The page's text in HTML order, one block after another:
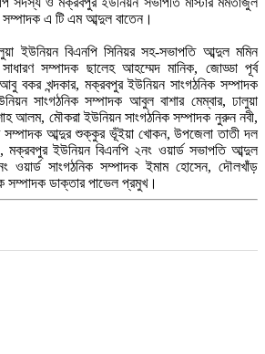
সম্পাদক এ টি এম আব্দুল বাতেন।
ইউনিয়ন বিএনপি সিনিয়র সহ-সভাপতি আব্দুল মমিন
সম্পাদক ছালেহ আহম্মেদ মানিক, জোড্ডা পূর্ব
বকর খন্দকার, মক্রবপুর ইউনিয়ন সাংগঠনিক সম্পাদক
সাংগঠনিক সম্পাদক আবুল বাশার মেম্বার, ঢালুয়া
আলম, মৌকরা ইউনিয়ন সাংগঠনিক সম্পাদক নুরুন নবী,
সম্পাদক আব্দুর শুক্কুর ভূঁইয়া খোকন, উপজেলা তাতী দল
ইউনিয়ন বিএনপি ২নং ওয়ার্ড সভাপতি আব্দুল
ওয়ার্ড সাংগঠনিক সম্পাদক ইমাম হোসেন, দৌলখাঁড়
সম্পাদক ডাক্তার পাভেল প্রমুখ।